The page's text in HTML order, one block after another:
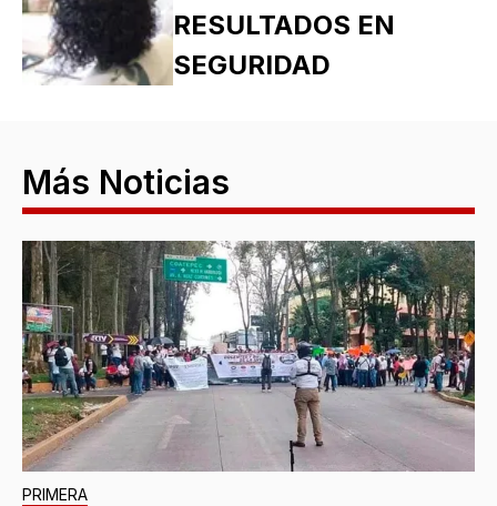
RESULTADOS EN
SEGURIDAD
Más Noticias
PRIMERA